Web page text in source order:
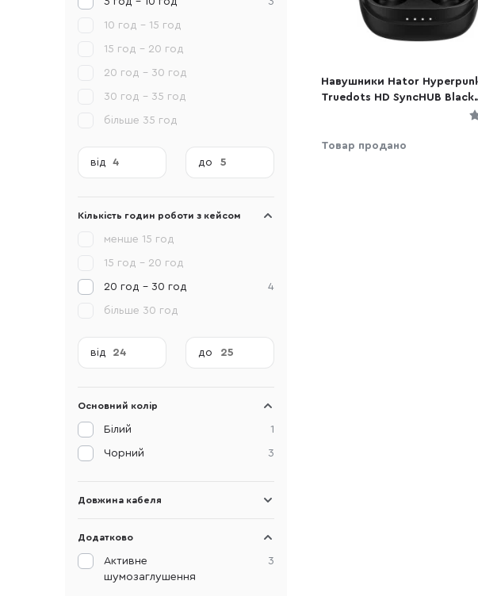
Навушники Hator
Truedots HD SyncHUB Black
Товар продано
10 год - 15 год
15 год - 20 год
20 год - 30 год
30 год - 35 год
більше 35 год
від до
Кількість годин роботи з кейсом
менше 15 год
15 год - 20 год
4
20 год - 30 год
більше 30 год
від до
Основний колір
1
Білий
3
Чорний
Довжина кабеля
Додатково
3
Активне
шумозаглушення